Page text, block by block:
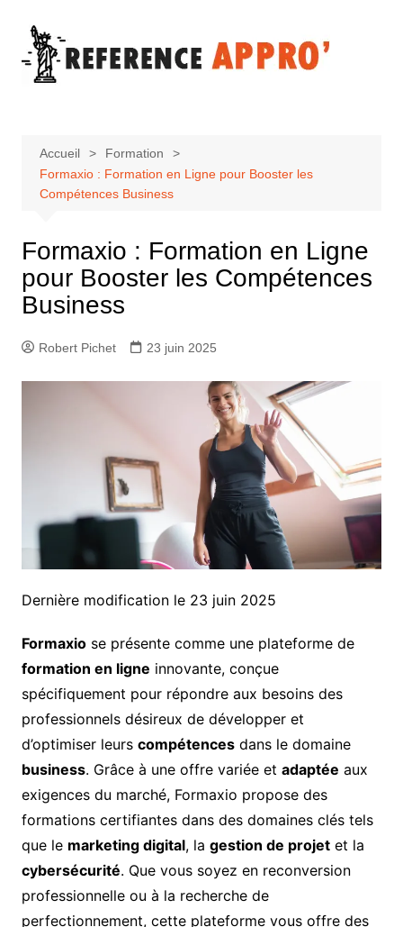
contenu
Accueil
Formation
Formaxio : Formation en Ligne pour Booster les
Compétences Business
Formaxio : Formation en Ligne
pour Booster les Compétences
Business
Robert Pichet 23 juin 2025
Dernière modification le 23 juin 2025
Formaxiose présente comme une plateforme de
formation en ligne innovante, conçue
spécifiquement pour répondre aux besoins des
professionnels désireux de développer et
d’optimiser leurs compétencesdans le domaine
business. Grâce à une offre variée et adaptée aux
exigences du marché, Formaxio propose des
formations certifiantes dans des domaines clés tels
que le marketing digital, la gestion de projetet la
cybersécurité. Que vous soyez en reconversion
professionnelle ou à la recherche de
perfectionnement, cette plateforme vous offre des